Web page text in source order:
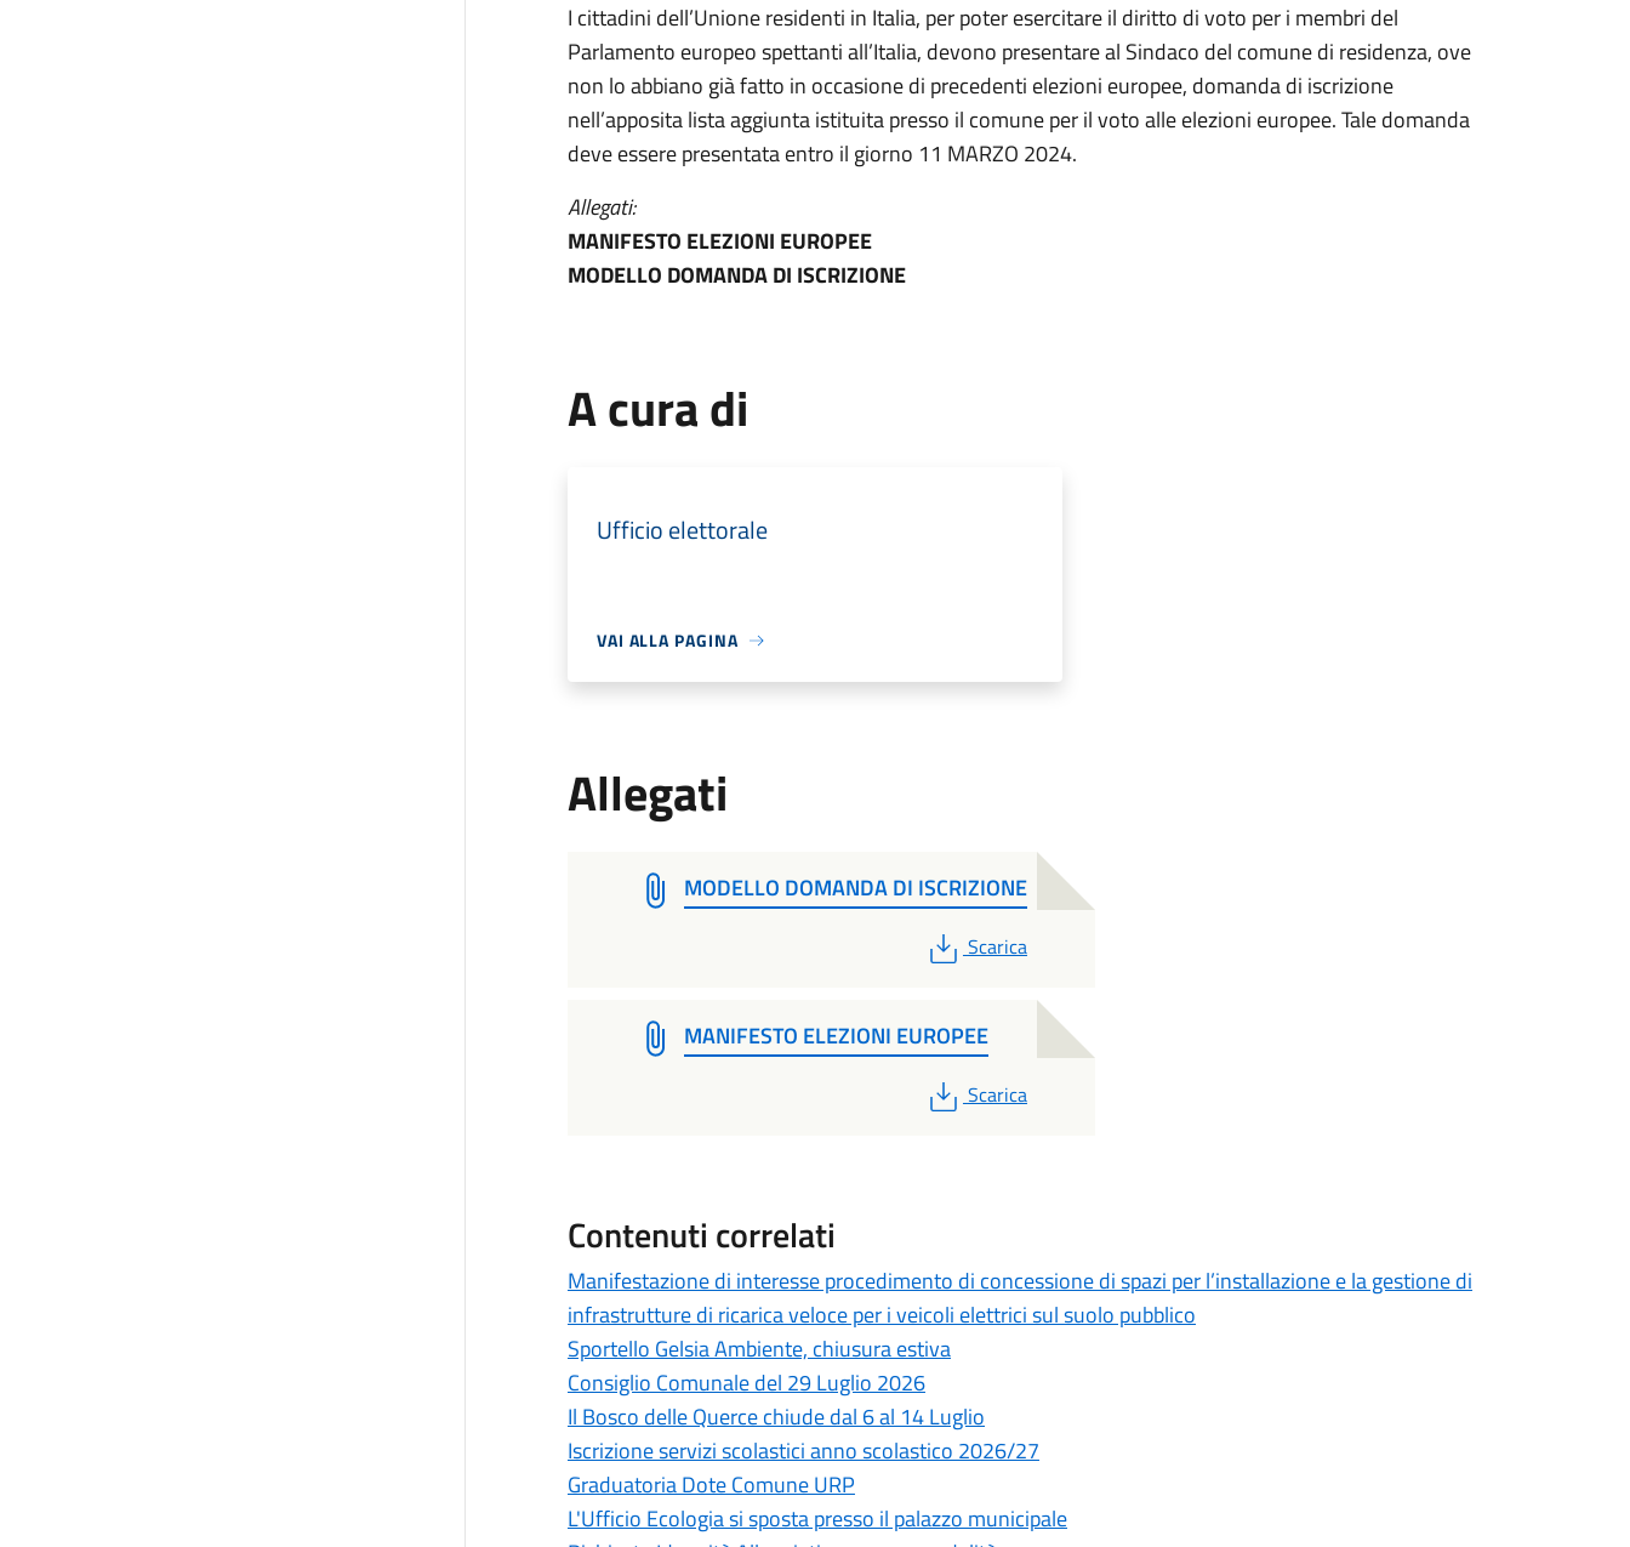
I cittadini dell’Unione residenti in Italia, per poter esercitare il diritto di voto per i membri del
Parlamento europeo spettanti all’Italia, devono presentare al Sindaco del comune di residenza, ove
non lo abbiano già fatto in occasione di precedenti elezioni europee, domanda di iscrizione
nell’apposita lista aggiunta istituita presso il comune per il voto alle elezioni europee. Tale domanda
deve essere presentata entro il giorno 11 MARZO 2024.
Allegati:
MANIFESTO ELEZIONI EUROPEE
MODELLO DOMANDA DI ISCRIZIONE
A cura di
Ufficio elettorale
VAI ALLA PAGINA
Allegati
MODELLO DOMANDA DI ISCRIZIONE
PDF
Scarica
MANIFESTO ELEZIONI EUROPEE
PDF
Scarica
Contenuti correlati
Manifestazione di interesse procedimento di concessione di spazi per l’installazione e la gestione di
infrastrutture di ricarica veloce per i veicoli elettrici sul suolo pubblico
Sportello Gelsia Ambiente, chiusura estiva
Consiglio Comunale del 29 Luglio 2026
Il Bosco delle Querce chiude dal 6 al 14 Luglio
Iscrizione servizi scolastici anno scolastico 2026/27
Graduatoria Dote Comune URP
L'Ufficio Ecologia si sposta presso il palazzo municipale